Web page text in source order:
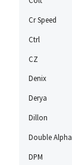
Cr Speed
Ctrl
CZ
Denix
Derya
Dillon
Double Alpha
DPM